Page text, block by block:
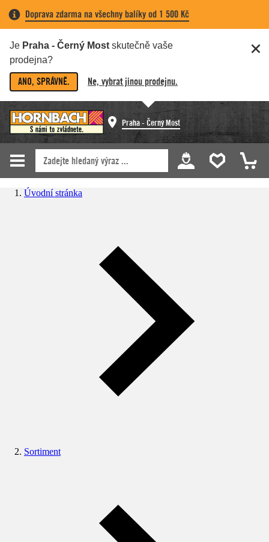
Doprava zdarma na všechny balíky od 1 500 Kč
Je Praha - Černý Most skutečně vaše
prodejna?
ANO, SPRÁVNĚ. Ne, vybrat jinou prodejnu.
Praha - Černý Most
Úvodní stránka
Sortiment